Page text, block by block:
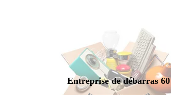
Entreprise de débarras 60